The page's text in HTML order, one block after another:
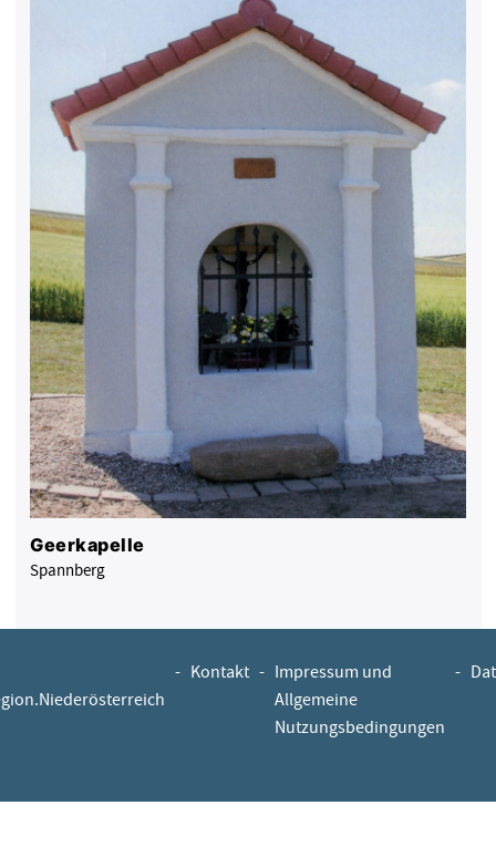
Geerkapelle
Spannberg
- Kontakt - Impressum und
Allgemeine
Nutzungsbedingungen
-